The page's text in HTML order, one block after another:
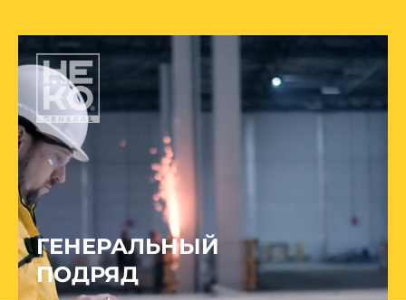
ГЕНЕРАЛЬНЫЙ
ПОДРЯД